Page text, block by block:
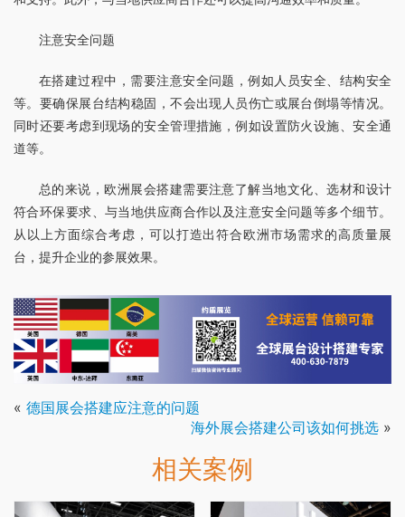
注意安全问题
在搭建过程中，需要注意安全问题，例如人员安全、结构安全
等。要确保展台结构稳固，不会出现人员伤亡或展台倒塌等情况。
同时还要考虑到现场的安全管理措施，例如设置防火设施、安全通
道等。
总的来说，欧洲展会搭建需要注意了解当地文化、选材和设计
符合环保要求、与当地供应商合作以及注意安全问题等多个细节。
从以上方面综合考虑，可以打造出符合欧洲市场需求的高质量展
台，提升企业的参展效果。
« 德国展会搭建应注意的问题
海外展会搭建公司该如何挑选 »
相关案例